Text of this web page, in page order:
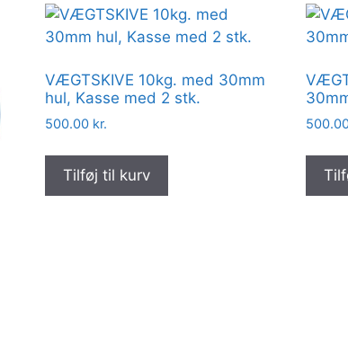
VÆGTSKIVE 10kg. med 30mm
hul, Kasse med 2 stk.
500.00 kr.
Tilføj til kurv